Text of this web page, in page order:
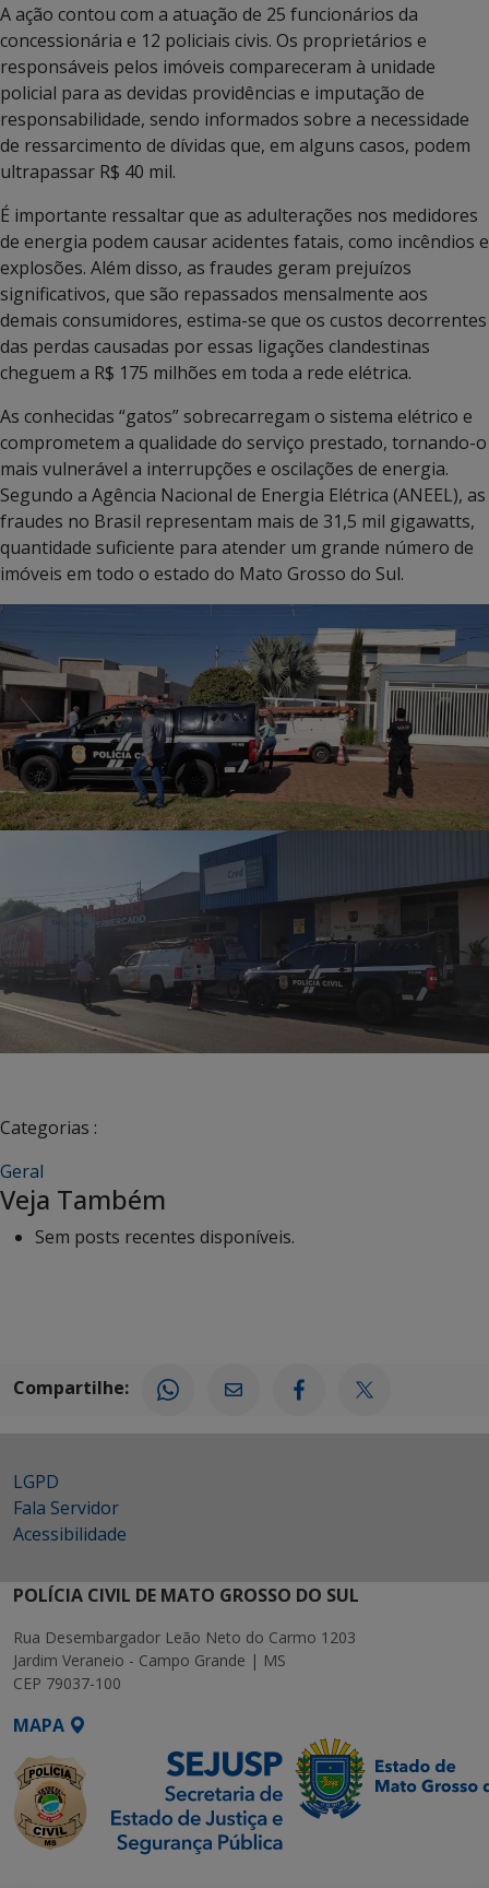
A ação contou com a atuação de 25 funcionários da
concessionária e 12 policiais civis. Os proprietários e
responsáveis pelos imóveis compareceram à unidade
policial para as devidas providências e imputação de
responsabilidade, sendo informados sobre a necessidade
de ressarcimento de dívidas que, em alguns casos, podem
ultrapassar R$ 40 mil.
É importante ressaltar que as adulterações nos medidores
de energia podem causar acidentes fatais, como incêndios e
explosões. Além disso, as fraudes geram prejuízos
significativos, que são repassados mensalmente aos
demais consumidores, estima-se que os custos decorrentes
das perdas causadas por essas ligações clandestinas
cheguem a R$ 175 milhões em toda a rede elétrica.
As conhecidas “gatos” sobrecarregam o sistema elétrico e
comprometem a qualidade do serviço prestado, tornando-o
mais vulnerável a interrupções e oscilações de energia.
Segundo a Agência Nacional de Energia Elétrica (ANEEL), as
fraudes no Brasil representam mais de 31,5 mil gigawatts,
quantidade suficiente para atender um grande número de
imóveis em todo o estado do Mato Grosso do Sul.
Categorias :
Geral
Veja Também
Sem posts recentes disponíveis.
Compartilhe:
LGPD
Fala Servidor
Acessibilidade
POLÍCIA CIVIL DE MATO GROSSO DO SUL
Rua Desembargador Leão Neto do Carmo 1203
Jardim Veraneio - Campo Grande | MS
CEP 79037-100
MAPA